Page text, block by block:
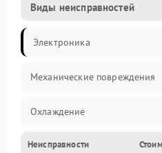
Виды неисправностей
Электроника
Механические повреждения
Охлаждение
Механика
Неисправности